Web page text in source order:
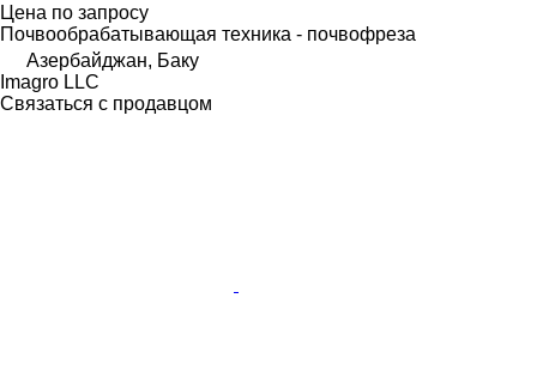
Цена по запросу
Почвообрабатывающая техника - почвофреза
Азербайджан, Баку
Imagro LLC
Связаться с продавцом